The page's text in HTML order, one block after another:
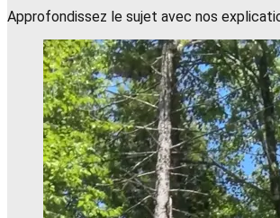
Approfondissez le sujet avec nos